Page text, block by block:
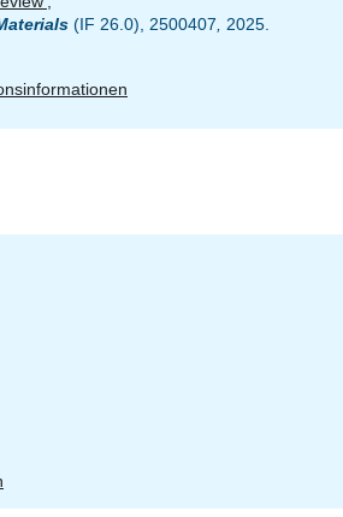
(IF 26.0), 2500407, 2025.